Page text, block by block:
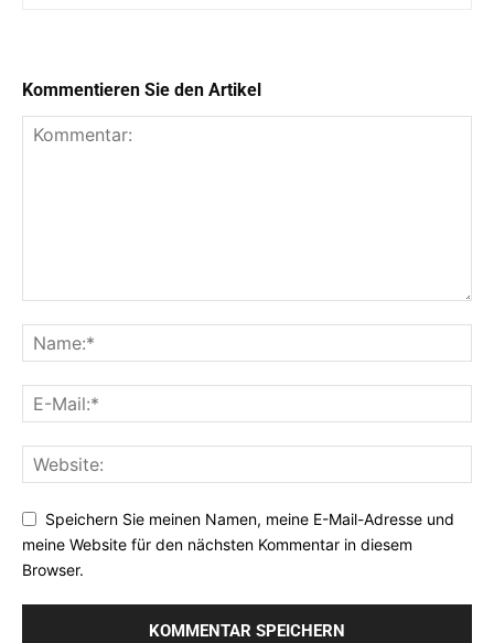
Kommentieren Sie den Artikel
Speichern Sie meinen Namen, meine E-Mail-Adresse und
meine Website für den nächsten Kommentar in diesem
Browser.